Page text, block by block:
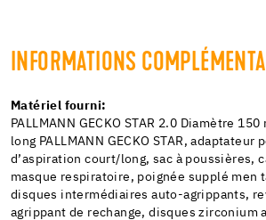
INFORMATIONS
Matériel fourni:
PALLMANN GECKO STAR 2.0 Diamètre 150
long PALLMANN GECKO STAR, adaptateur
d’aspiration court/long, sac à poussières,
masque respiratoire, poignée supplé men
disques intermédiaires auto-agrippants,
agrippant de rechange, disques zirconium